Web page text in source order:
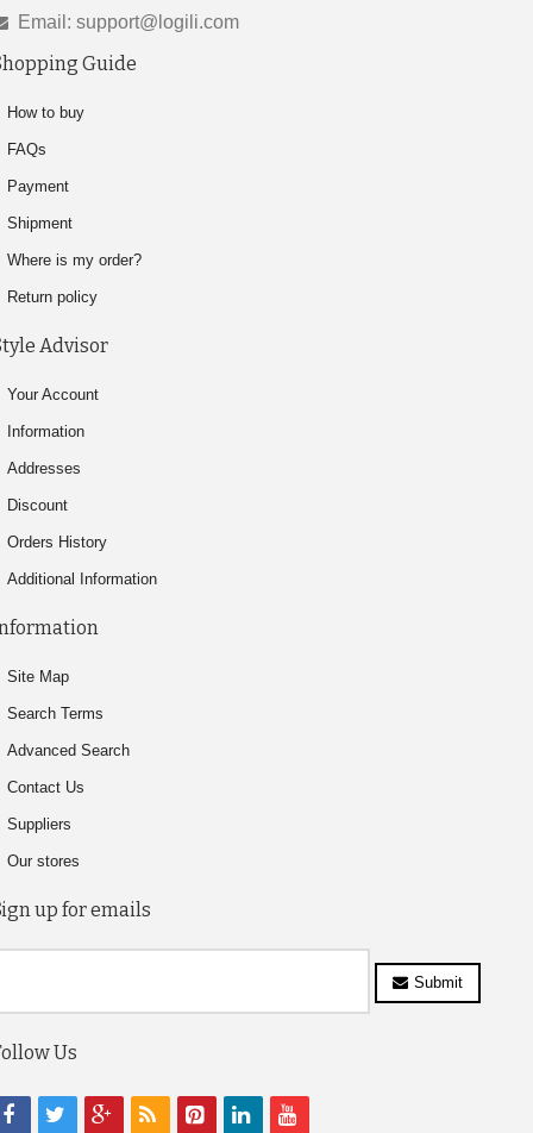
Email: support@logili.com
Guide
How to buy
FAQs
Payment
Shipment
Where is my order?
Return policy
Advisor
Your Account
Information
Addresses
Discount
Orders History
Additional Information
Site Map
Search Terms
Advanced Search
Contact Us
Suppliers
Our stores
up for emails
Submit
Us